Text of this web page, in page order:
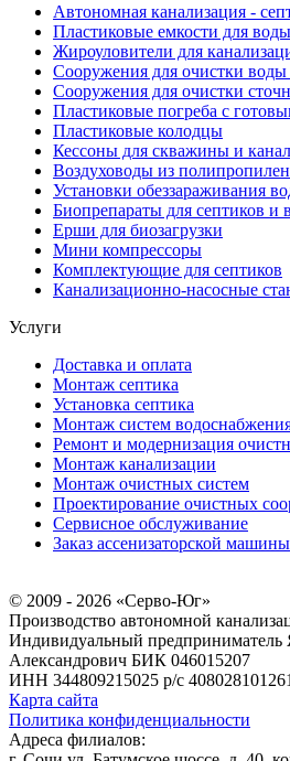
Автономная канализация -
Пластиковые емкости для воды
Жироуловители для
Сооружения для очистки воды
Сооружения для очистки
Пластиковые погреба с
Пластиковые колодцы
Кессоны для скважины и
Воздуховоды из
Установки обеззараживания
Биопрепараты для септиков и
Ерши для биозагрузки
Мини компрессоры
Комплектующие для септиков
Канализационно-насосные
Услуги
Доставка и оплата
Монтаж септика
Установка септика
Монтаж систем
Ремонт и модернизация
Монтаж канализации
Монтаж очистных систем
Проектирование очистных
Сервисное обслуживание
Заказ ассенизаторской машины
© 2009 - 2026 «Серво-Юг»
Производство автономной
Индивидуальный предприниматель
Александрович БИК 046015207
ИНН 344809215025 р/с
Карта сайта
Политика конфиденциальности
Адреса филиалов: